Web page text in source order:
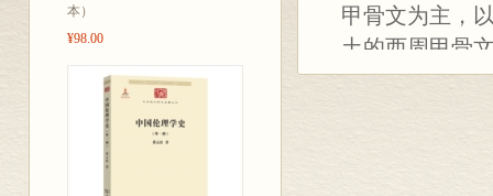
本）
¥98.00
甲骨文为主，
土的西周甲骨
主要成果，涵